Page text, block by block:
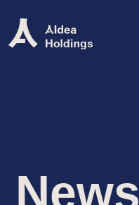
Group Company
News